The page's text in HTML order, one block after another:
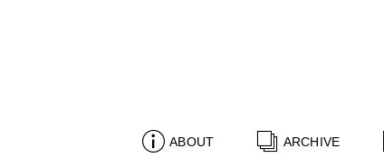
ABOUT ARCHIVE